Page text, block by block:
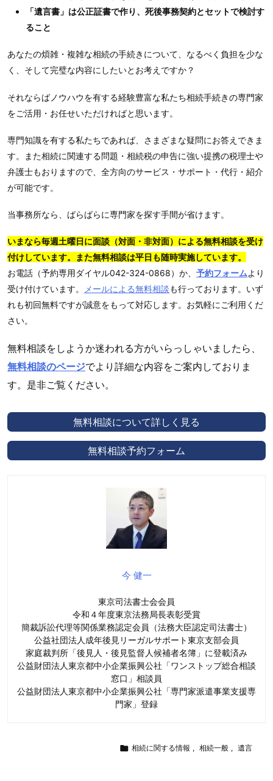
「遺言書」は公正証書で作り、死後事務契約とセットで検討す
ること
あなたの煩雑・複雑な相続の手続きについて、なるべく負担を少な
く、そして完璧な内容にしたいとお考えですか？
それならばノウハウを有する経験豊富な私たち相続手続きの専門家
をご活用・お任せいただければと思います。
専門知識を有する私たちであれば、さまざまな疑問にお答えできま
す。また相続に関連する問題・相続税の申告に強い提携の税理士や
弁護士もおりますので、全方向のサービス・サポート・代行・紹介
が可能です。
当事務所なら、ばらばらに専門家を探す手間が省けます。
いまなら毎週土曜日に面談（対面・非対面）による無料相談を受け
付けしています。また無料相談は平日も随時実施しています。
お電話（予約専用ダイヤル042-324-0868）か、 予約フォームより
受け付けています。
メールによる無料相談も行っております。いず
れも初回無料ですが誠意をもって対応します。お気軽にご利用くだ
さい。
無料相談をしようか迷われる方がいらっしゃいましたら、
無料相談のページでより詳細な内容をご案内しておりま
す。是非ご覧ください。
無料相談について詳しく見る
無料相談予約フォーム
今 健一
東京司法書士会会員
令和４年度東京法務局長表彰受賞
簡裁訴訟代理等関係業務認定会員（法務大臣認定司法書士）
公益社団法人成年後見リーガルサポート東京支部会員
家庭裁判所「後見人・後見監督人候補者名簿」に登載済み
公益財団法人東京都中小企業振興公社「ワンストップ総合相談
窓口」相談員
公益財団法人東京都中小企業振興公社「専門家派遣事業支援専
門家」登録
 相続に関する情報 , 相続一般 , 遺言